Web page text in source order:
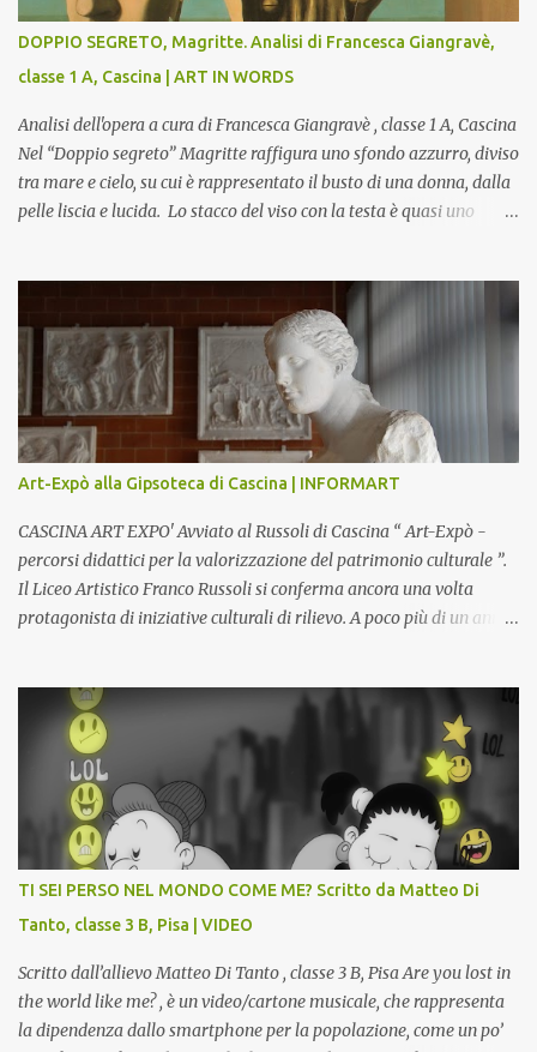
DOPPIO SEGRETO, Magritte. Analisi di Francesca Giangravè,
classe 1 A, Cascina | ART IN WORDS
Analisi dell'opera a cura di Francesca Giangravè , classe 1 A, Cascina
Nel “Doppio segreto” Magritte raffigura uno sfondo azzurro, diviso
tra mare e cielo, su cui è rappresentato il busto di una donna, dalla
pelle liscia e lucida. Lo stacco del viso con la testa è quasi uno
un motivo che Magritte propone frequentemente nelle sue opere,
che in questo caso assumono un aspetto minaccioso, come se si
trattasse di un qualcosa di malinconico, sia per il colore che per la
consistenza del materiale. L’enigma che reca l’immagine, un volto
staccato, con uno sguardo fisso, il cui non si capisce se esso è un
uomo una donna, con l’espressione rigida. Magritte, il maestro
dello straniamento della visione, costruisce un’immagine tanto
meticolosa e nitida quanto assurda e inquietante. Uno
sdoppiamento del soggetto come spesso a...
Art-Expò alla Gipsoteca di Cascina | INFORMART
CASCINA ART EXPO' Avviato al Russoli di Cascina “ Art-Expò -
percorsi didattici per la valorizzazione del patrimonio culturale ”.
Il Liceo Artistico Franco Russoli si conferma ancora una volta
protagonista di iniziative culturali di rilievo. A poco più di un anno
valorizzazione del patrimonio storico artistico dell’ex Istituto
d’Arte, finanziato dal Miur a valere sui Bandi PON, che trasformerà
la Gipsoteca in un laboratorio didattico.Venti ragazzi del Liceo
potranno studiare e riscoprire: i Gessi storici dell’ex-Istituto d’Arte,
attualmente musealizzati nella Gipsoteca della Biblioteca
Comunale "Peppino Impastato" di Cascina. Quadri, disegni,
progetti di arredamento e di mobili, intarsi ed intagli lignei
da allievi e studenti dell’Istituto d’Arte durante il...
TI SEI PERSO NEL MONDO COME ME? Scritto da Matteo Di
Tanto, classe 3 B, Pisa | VIDEO
Scritto dall’allievo Matteo Di Tanto , classe 3 B, Pisa Are you lost in
the world like me? , è un video/cartone musicale, che rappresenta
la dipendenza dallo smartphone per la popolazione, come un po’